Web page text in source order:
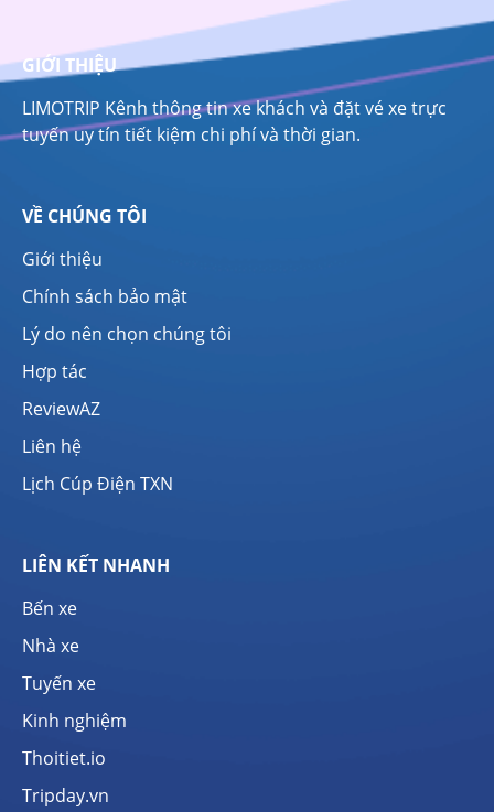
GIỚI THIỆU
LIMOTRIP Kênh thông tin xe khách và đặt vé xe trực
tuyến uy tín tiết kiệm chi phí và thời gian.
VỀ CHÚNG TÔI
Giới thiệu
Chính sách bảo mật
Lý do nên chọn chúng tôi
Hợp tác
ReviewAZ
Liên hệ
Lịch Cúp Điện TXN
LIÊN KẾT NHANH
Bến xe
Nhà xe
Tuyến xe
Kinh nghiệm
Thoitiet.io
Tripday.vn